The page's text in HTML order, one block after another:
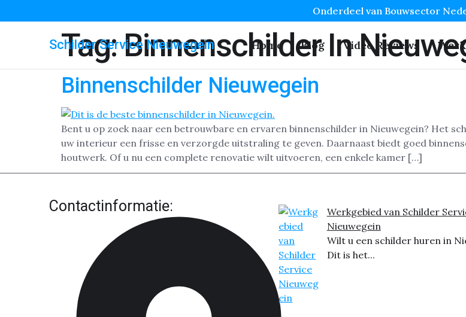
Onderdeel van Bouwsector
Schilder Service Nieuwegein Home Blog Video Reviews
Tag:Binnenschilder In
Binnenschilder Nieuwegein
Bent u op zoek naar een betrouwbare en ervaren binnenschilder in Nieuwegein? Het
uw interieur een frisse en verzorgde uitstraling te geven. Daarnaast biedt goed
houtwerk. Of u nu een complete renovatie wilt uitvoeren, een enkele kamer […]
Contactinformatie:
Werkgebied van Schilder
Nieuwegein
Wilt u een schilder huren in
Dit is het...